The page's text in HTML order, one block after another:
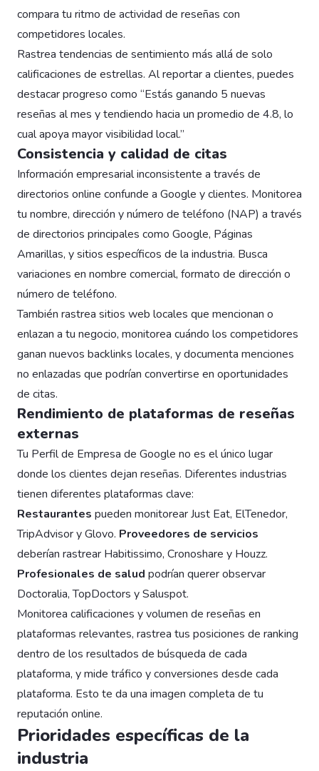
compara tu ritmo de actividad de reseñas con
competidores locales.
Rastrea tendencias de sentimiento más allá de solo
calificaciones de estrellas. Al reportar a clientes, puedes
destacar progreso como “Estás ganando 5 nuevas
reseñas al mes y tendiendo hacia un promedio de 4.8, lo
cual apoya mayor visibilidad local.”
Consistencia y calidad de citas
Información empresarial inconsistente a través de
directorios online confunde a Google y clientes. Monitorea
tu nombre, dirección y número de teléfono (NAP) a través
de directorios principales como Google, Páginas
Amarillas, y sitios específicos de la industria. Busca
variaciones en nombre comercial, formato de dirección o
número de teléfono.
También rastrea sitios web locales que mencionan o
enlazan a tu negocio, monitorea cuándo los competidores
ganan nuevos backlinks locales, y documenta menciones
no enlazadas que podrían convertirse en oportunidades
de citas.
Rendimiento de plataformas de reseñas
externas
Tu Perfil de Empresa de Google no es el único lugar
donde los clientes dejan reseñas. Diferentes industrias
tienen diferentes plataformas clave:
Restaurantes pueden monitorear Just Eat, ElTenedor,
TripAdvisor y Glovo. Proveedores de servicios
deberían rastrear Habitissimo, Cronoshare y Houzz.
Profesionales de salud podrían querer observar
Doctoralia, TopDoctors y Saluspot.
Monitorea calificaciones y volumen de reseñas en
plataformas relevantes, rastrea tus posiciones de ranking
dentro de los resultados de búsqueda de cada
plataforma, y mide tráfico y conversiones desde cada
plataforma. Esto te da una imagen completa de tu
reputación online.
Prioridades específicas de la
industria